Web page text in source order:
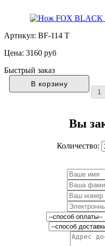
Артикул: BF-114 T
Цена: 3160 руб
Быстрый заказ
Вы
Количество: